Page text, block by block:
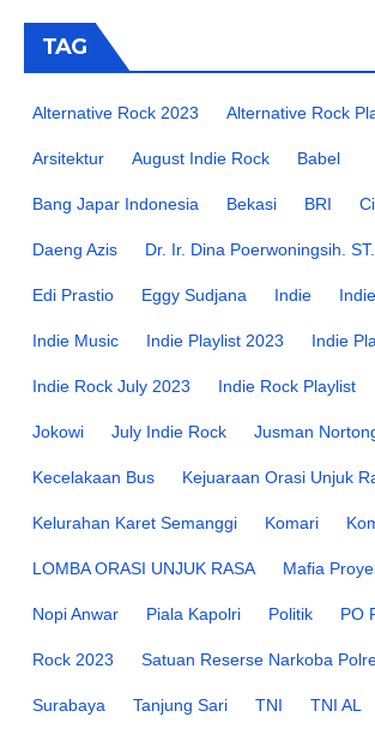
TAG
Alternative Rock 2023 Alternative Rock
Arsitektur August Indie Rock Babel
Bang Japar Indonesia Bekasi BRI
Daeng Azis Dr. Ir. Dina Poerwoningsih.
Edi Prastio Eggy Sudjana Indie
Indie Music Indie Playlist 2023 Indie
Indie Rock July 2023 Indie Rock Playlist
Jokowi July Indie Rock Jusman
Kecelakaan Bus Kejuaraan Orasi Unjuk
Kelurahan Karet Semanggi Komari
LOMBA ORASI UNJUK RASA Mafia
Nopi Anwar Piala Kapolri Politik PO
Rock 2023 Satuan Reserse Narkoba
Surabaya Tanjung Sari TNI TNI AL